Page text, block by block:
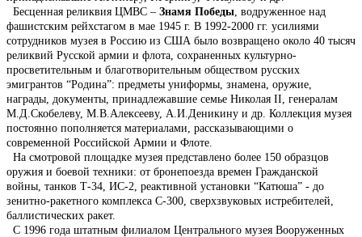
Бесценная реликвия ЦМВС – Знамя Победы , водруженное над
фашистским рейхстагом в мае 1945 г. В 1992-2000 гг. усилиями
сотрудников музея в Россию из США было возвращено около 40 тысяч
реликвий Русской армии и флота, сохраненных культурно-
просветительным и благотворительным обществом русских
эмигрантов “Родина”: предметы униформы, знамена, оружие,
награды, документы, принадлежавшие семье Николая II, генералам
М.Д.Скобелеву, М.В.Алексееву, А.И.Деникину и др. Коллекция музея
постоянно пополняется материалами, рассказывающими о
современной Российской Армии и Флоте.
На смотровой площадке музея представлено более 150 образцов
оружия и боевой техники: от бронепоезда времен Гражданской
войны, танков Т-34, ИС-2, реактивной установки “Катюша” - до
зенитно-ракетного комплекса С-300, сверхзвуковых истребителей,
баллистических ракет.
С 1996 года штатным филиалом Центрального музея Вооруженных